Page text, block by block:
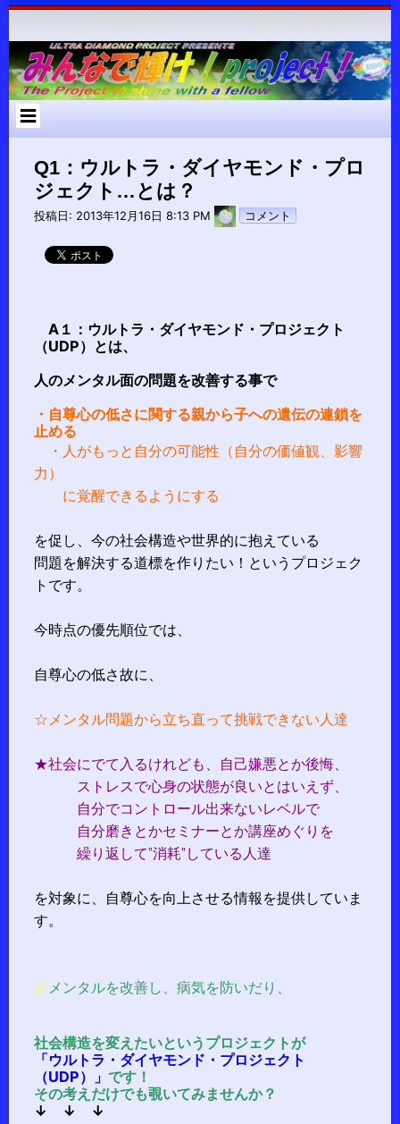
コ
ン
ツ
へ
ス
Q1：ウルトラ・ダイヤモンド・プロ
ジェクト…とは？
投稿日: 2013年12月16日 8:13 PM pokari7
コメント
A１：ウルトラ・ダイヤモンド・プロジェクト
（UDP）とは、
人のメンタル面の問題を改善する事で
・自尊心の低さに関する親から子への遺伝の連鎖を
止める
・人がもっと自分の可能性（自分の価値観、影響
力）
に覚醒できるようにする
を促し、今の社会構造や世界的に抱えている
問題を解決する道標を作りたい！というプロジェク
トです。
今時点の優先順位では、
自尊心の低さ故に、
☆メンタル問題から立ち直って挑戦できない人達
★社会にでて入るけれども、自己嫌悪とか後悔、
ストレスで心身の状態が良いとはいえず、
自分でコントロール出来ないレベルで
自分磨きとかセミナーとか講座めぐりを
繰り返して”消耗”している人達
を対象に、自尊心を向上させる情報を提供していま
す。
☆ メンタルを改善し、病気を防いだり、
社会構造を変えたいというプロジェクトが
「ウルトラ・ダイヤモンド・プロジェクト
（UDP）」 です！
その考えだけでも覗いてみませんか？
↓ ↓ ↓